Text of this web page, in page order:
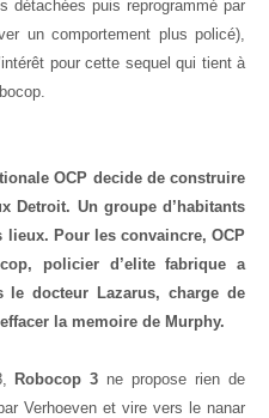
détachées puis reprogrammé par
un comportement plus policé),
pour cette sequel qui tient à
OCP decide de construire
Detroit. Un groupe d’habitants
Pour les convaincre, OCP
policier d’elite fabrique a
le docteur Lazarus, charge de
la memoire de Murphy.
Robocop 3 ne propose rien de
Verhoeven et vire vers le nanar